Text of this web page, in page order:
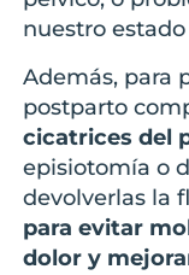
nuestro
Además, para
postparto
cicatrices del
episiotomía o
devolverlas la
para evitar
dolor y